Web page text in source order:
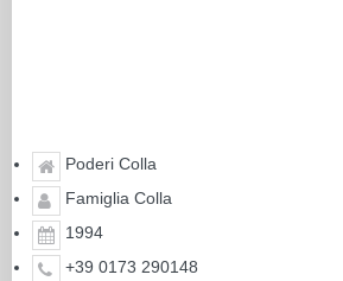
Poderi Colla
Famiglia Colla
1994
+39 0173 290148